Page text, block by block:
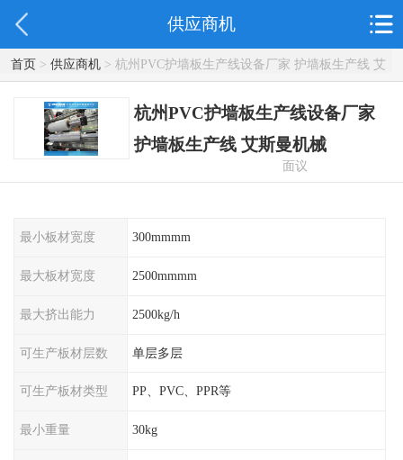
供应商机
首页> 供应商机> 杭州PVC护墙板生产线设备厂家 护墙板生产线 艾
斯曼机械
杭州PVC护墙板生产线设备厂家
护墙板生产线 艾斯曼机械
面议
最小板材宽度 300mmmm
最大板材宽度 2500mmmm
最大挤出能力 2500kg/h
可生产板材层数 单层多层
可生产板材类型 PP、PVC、PPR等
最小重量 30kg